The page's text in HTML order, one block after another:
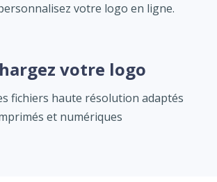
votre logo en ligne.
votre logo
fichiers haute résolution adaptés
et numériques